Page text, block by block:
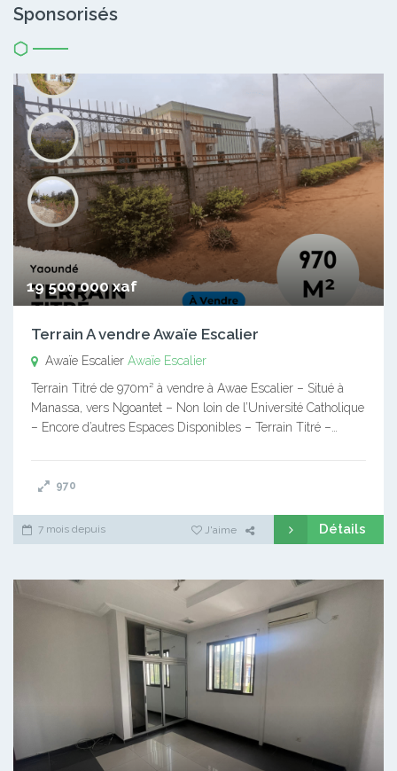
Sponsorisés
19 500 000 xaf
Terrain A vendre Awaïe Escalier
Awaïe Escalier Awaïe Escalier
Terrain Titré de 970m² à vendre à Awae Escalier – Situé à
Manassa, vers Ngoantet – Non loin de l’Université Catholique
– Encore d’autres Espaces Disponibles – Terrain Titré –…
970
7 mois depuis J'aime Détails